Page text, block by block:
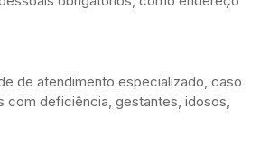
de atendimento especializado, caso
com deficiência, gestantes, idosos,